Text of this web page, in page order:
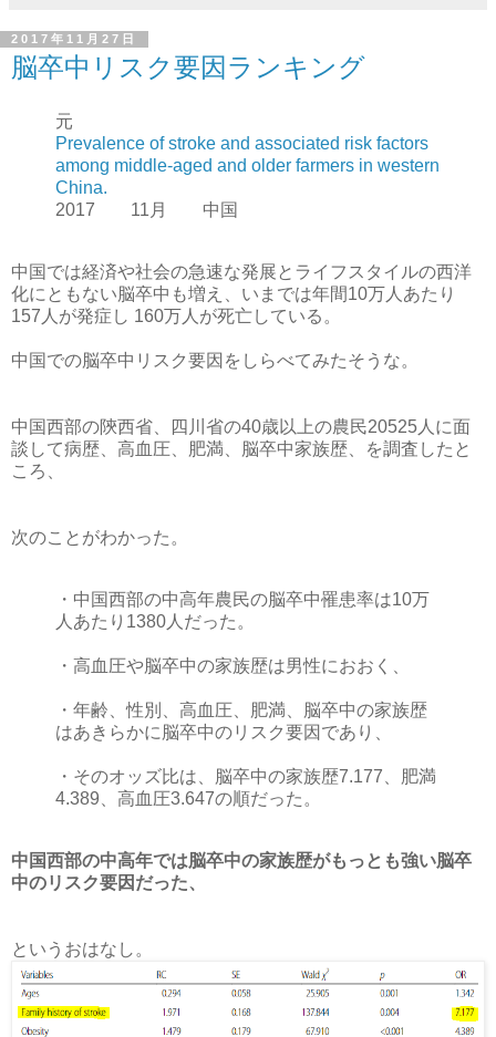
2017年11月27日
脳卒中リスク要因ランキング
元
Prevalence of stroke and associated risk factors
among middle-aged and older farmers in western
China.
2017 11月 中国
中国では経済や社会の急速な発展とライフスタイルの西洋
化にともない脳卒中も増え、いまでは年間10万人あたり
157人が発症し 160万人が死亡している。
中国での脳卒中リスク要因をしらべてみたそうな。
中国西部の陝西省、四川省の40歳以上の農民20525人に面
談して病歴、高血圧、肥満、脳卒中家族歴、を調査したと
ころ、
次のことがわかった。
・中国西部の中高年農民の脳卒中罹患率は10万
人あたり1380人だった。
・高血圧や脳卒中の家族歴は男性におおく、
・年齢、性別、高血圧、肥満、脳卒中の家族歴
はあきらかに脳卒中のリスク要因であり、
・そのオッズ比は、脳卒中の家族歴7.177、肥満
4.389、高血圧3.647の順だった。
中国西部の中高年では脳卒中の家族歴がもっとも強い脳卒
中のリスク要因だった、
というおはなし。